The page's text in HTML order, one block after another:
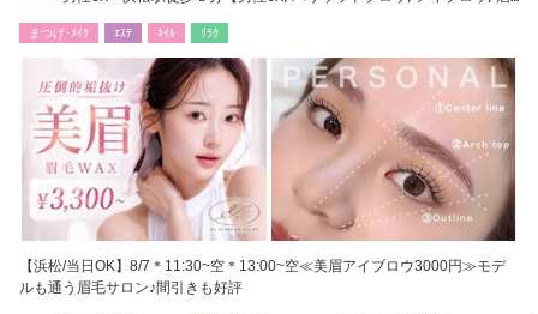
まつげ･ﾒｲｸ ｴｽﾃ ﾈｲﾙ ﾘﾗｸ
【浜松/当日OK】8/7＊11:30~空＊13:00~空≪美眉アイブロウ3000円≫モデ
ルも通う眉毛サロン♪間引きも好評